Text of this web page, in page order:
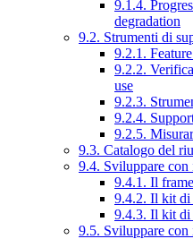
9.1.4.
degradation
9.2. Strumenti di
9.2.1.
9.2.2.
use
9.2.3.
9.2.4.
9.2.5.
9.3. Catalogo del
9.4. Sviluppare con
9.4.1. Il
9.4.2. Il kit di
9.4.3. Il kit
9.5. Sviluppare